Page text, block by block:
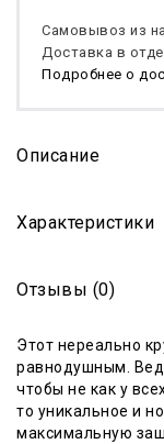
Самовывоз из
Доставка в
Подробнее о
Описание
Характеристики
Отзывы (0)
Этот нереально
равнодушным.
чтобы не как у
то уникальное и
максимальную